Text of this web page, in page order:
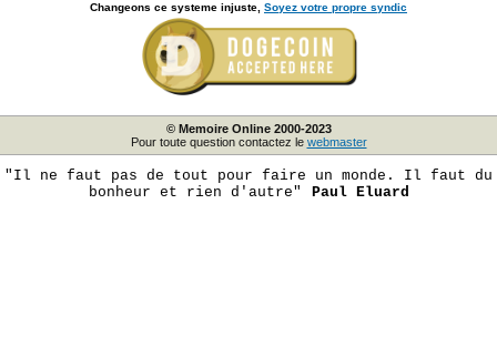
Changeons ce systeme injuste, Soyez votre propre syndic
© Memoire Online 2000-2023
Pour toute question contactez le webmaster
"Il ne faut pas de tout pour faire un monde. Il faut du
bonheur et rien d'autre"
Paul Eluard